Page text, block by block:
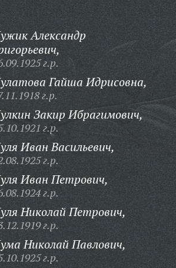
Александр
г.р.
Гайша Идрисовна,
г.р.
Закир Ибрагимович,
г.р.
Иван Васильевич,
г.р.
Иван Петрович,
г.р.
Николай Петрович,
г.р.
Николай Павлович,
г.р.